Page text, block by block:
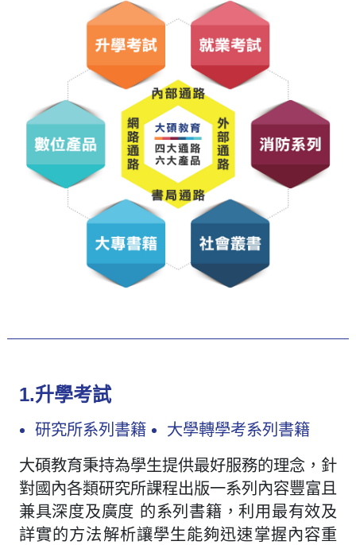
1.升學考試
研究所系列書籍 大學轉學考系列書籍
大碩教育秉持為學生提供最好服務的理念，針
對國內各類研究所課程出版一系列內容豐富且
兼具深度及廣度 的系列書籍，利用最有效及
詳實的方法解析讓學生能夠迅速掌握內容重